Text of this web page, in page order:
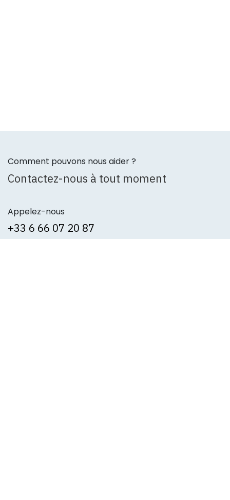
Comment pouvons nous aider ?
Contactez-nous à tout moment
Appelez-nous
+33 6 66 07 20 87